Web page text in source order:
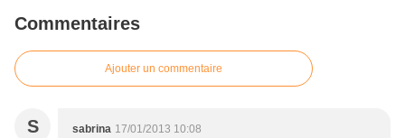
Commentaires
Ajouter un commentaire
S sabrina 17/01/2013 10:08